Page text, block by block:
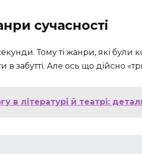
сучасності
Тому ті жанри, які були
в забутті. Але ось що дійсно
в літературі й театрі: